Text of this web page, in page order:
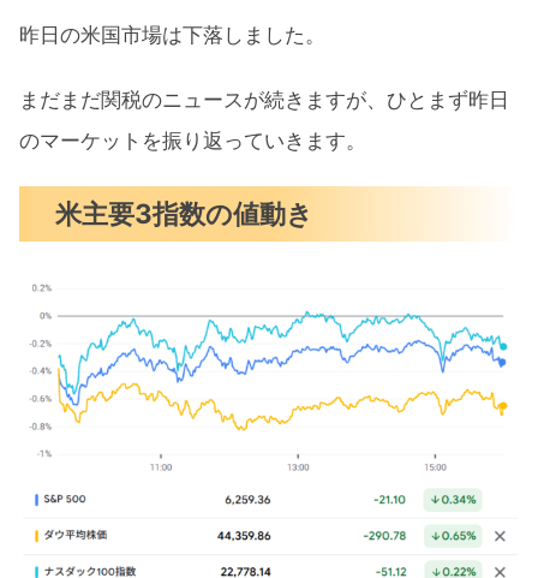
S&P500ヒートマップ
セクター別パフォーマンス
S&P500チャート分析
米国市場のトピックス
カナダに35％他国へも20％の関税
性も
銅50％への関税には精錬銅も含む
7月の注目イベントについて
昨日の米国市場は下落しました。
まだまだ関税のニュースが続きますが、ひとまず昨日
のマーケットを振り返っていきます。
米主要3指数の値動き